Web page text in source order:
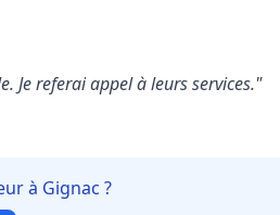
Je referai appel à leurs services."
à Gignac ?